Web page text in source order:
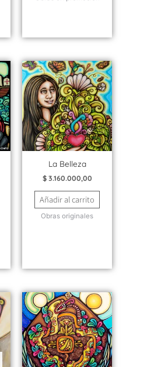
La Belleza
$3.160.000,00
Añadir al carrito
Obras originales